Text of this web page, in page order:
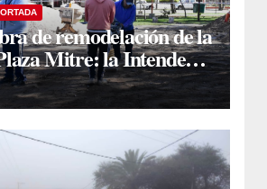
de remodelación de la
Mitre: la Intendente
supervisó los